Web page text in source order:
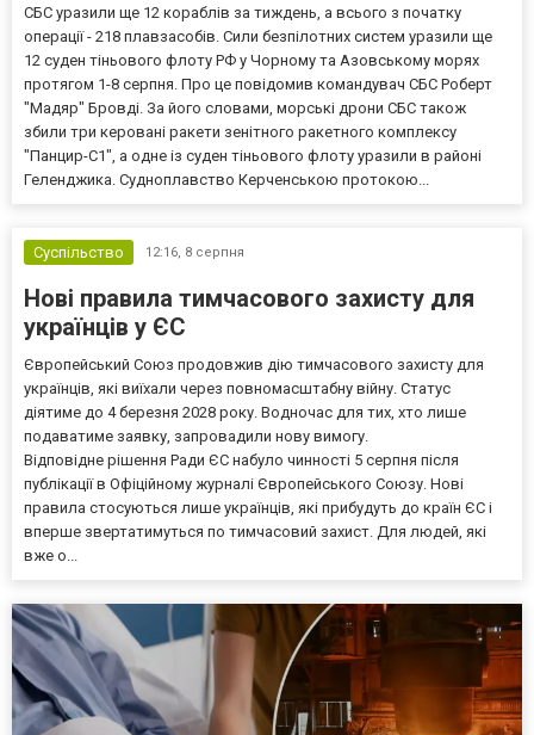
СБС уразили ще 12 кораблів за тиждень, а всього з початку
операції - 218 плавзасобів. Сили безпілотних систем уразили ще
12 суден тіньового флоту РФ у Чорному та Азовському морях
протягом 1-8 серпня. Про це повідомив командувач СБС Роберт
"Мадяр" Бровді. За його словами, морські дрони СБС також
збили три керовані ракети зенітного ракетного комплексу
"Панцир-С1", а одне із суден тіньового флоту уразили в районі
Геленджика. Судноплавство Керченською протокою...
Суспільство 12:16, 8 серпня
Нові правила тимчасового захисту для
українців у ЄС
Європейський Союз продовжив дію тимчасового захисту для
українців, які виїхали через повномасштабну війну. Статус
діятиме до 4 березня 2028 року. Водночас для тих, хто лише
подаватиме заявку, запровадили нову вимогу.
Відповідне рішення Ради ЄС набуло чинності 5 серпня після
публікації в Офіційному журналі Європейського Союзу. Нові
правила стосуються лише українців, які прибудуть до країн ЄС і
вперше звертатимуться по тимчасовий захист. Для людей, які
вже о...